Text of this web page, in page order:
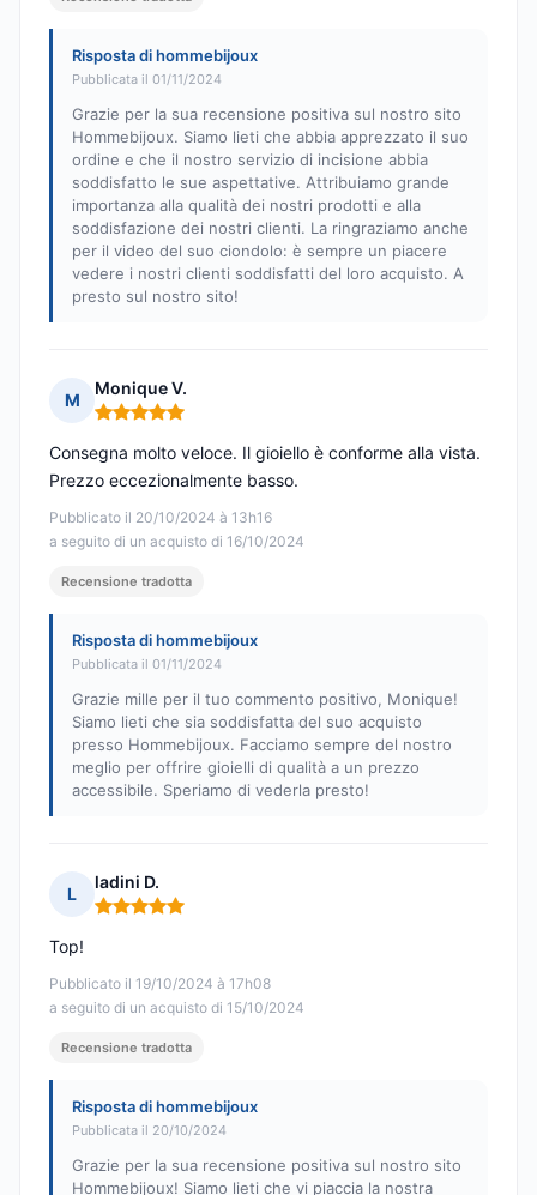
Risposta di hommebijoux
Pubblicata il 01/11/2024
Grazie per la sua recensione positiva sul nostro sito
Hommebijoux. Siamo lieti che abbia apprezzato il suo
ordine e che il nostro servizio di incisione abbia
soddisfatto le sue aspettative. Attribuiamo grande
importanza alla qualità dei nostri prodotti e alla
soddisfazione dei nostri clienti. La ringraziamo anche
per il video del suo ciondolo: è sempre un piacere
vedere i nostri clienti soddisfatti del loro acquisto. A
presto sul nostro sito!
M
Monique V.
Nota: 5 su 5
Pubblicato il 20/10/2024 à 13h16
a seguito di un acquisto di 16/10/2024
Consegna molto veloce. Il gioiello è conforme alla vista.
Prezzo eccezionalmente basso.
Recensione tradotta
Risposta di hommebijoux
Pubblicata il 01/11/2024
Grazie mille per il tuo commento positivo, Monique!
Siamo lieti che sia soddisfatta del suo acquisto
presso Hommebijoux. Facciamo sempre del nostro
meglio per offrire gioielli di qualità a un prezzo
accessibile. Speriamo di vederla presto!
L
ladini D.
Nota: 5 su 5
Pubblicato il 19/10/2024 à 17h08
a seguito di un acquisto di 15/10/2024
Top!
Recensione tradotta
Risposta di hommebijoux
Pubblicata il 20/10/2024
Grazie per la sua recensione positiva sul nostro sito
Hommebijoux! Siamo lieti che vi piaccia la nostra